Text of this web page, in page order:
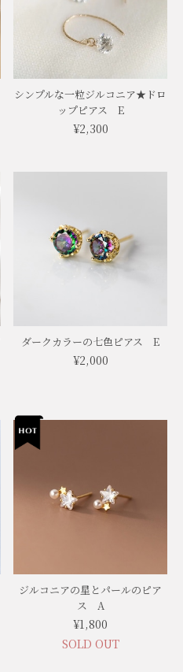
シンプルな一粒ジルコニア★ドロ
ップピアス E
¥2,300
ダークカラーの七色ピアス E
¥2,000
ジルコニアの星とパールのピア
ス A
¥1,800
SOLD OUT